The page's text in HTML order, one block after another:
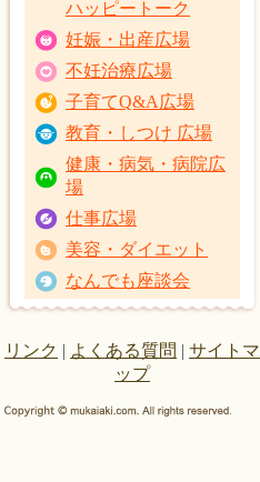
ハッピートーク
妊娠・出産広場
不妊治療広場
子育てQ&A広場
教育・しつけ 広場
健康・病気・病院広
場
仕事広場
美容・ダイエット
なんでも座談会
リンク | よくある質問 | サイトマ
ップ